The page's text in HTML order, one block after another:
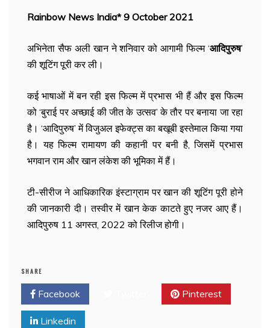
Rainbow News India* 9 October 2021
अभिनेता सैफ अली खान ने शनिवार को आगामी फिल्म ‘आदिपुरुष’
की शूटिंग पूरी कर ली।
कई भाषाओं में बन रही इस फिल्म में प्रभास भी हैं और इस फिल्म
को ‘बुराई पर अच्छाई की जीत के उत्सव’ के तौर पर बनाया जा रहा
है। ‘आदिपुरुष’ में विजुअल इफेक्ट्स का बखूबी इस्तेमाल किया गया
है। यह फिल्म रामायण की कहानी पर बनी है, जिसमें प्रभास
भगवान राम और खान लंकेश की भूमिका में हैं।
टी-सीरीज ने आधिकारिक इंस्टाग्राम पर खान की शूटिंग पूरी होने
की जानकारी दी। तस्वीर में खान केक काटते हुए नजर आए हैं।
आदिपुरुष 11 अगस्त, 2022 को रिलीज होगी।
SHARE
Facebook Pinterest
Linkedin